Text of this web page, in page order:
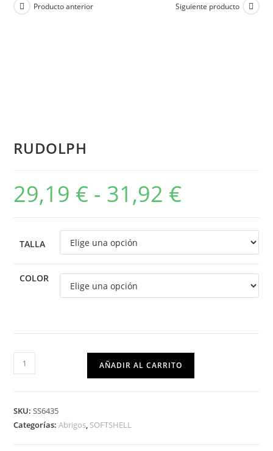
Producto anterior Siguiente producto
RUDOLPH
29,19 € - 31,92 €
TALLA
COLOR
AÑADIR AL CARRITO
SKU:SS6435
Categorías:Abrigos, SOFTSHELL